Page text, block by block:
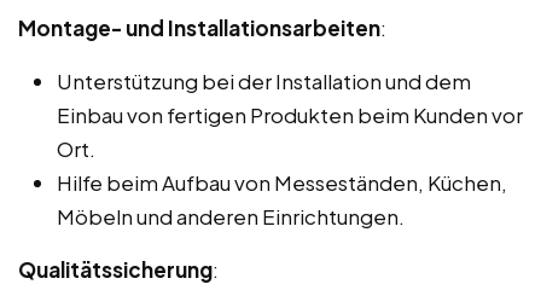
Montage- und Installationsarbeiten:
Unterstützung bei der Installation und dem
Einbau von fertigen Produkten beim Kunden vor
Ort.
Hilfe beim Aufbau von Messeständen, Küchen,
Möbeln und anderen Einrichtungen.
Qualitätssicherung: